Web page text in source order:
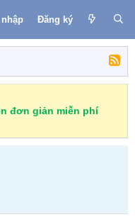
Đăng ký
đơn giản miễn phí